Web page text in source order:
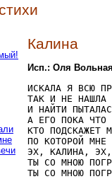
Калина
Исп.: Оля
ИСКАЛА Я ВСЮ
ТАК И НЕ НАШЛА
И НАЙТИ
А ЕГО ПОКА ЧТО
КТО ПОДСКАЖЕТ
ПО КОТОРОЙ МНЕ
ЭХ, КАЛИНА,
ТЫ СО МНОЮ
ТЫ СО МНОЮ